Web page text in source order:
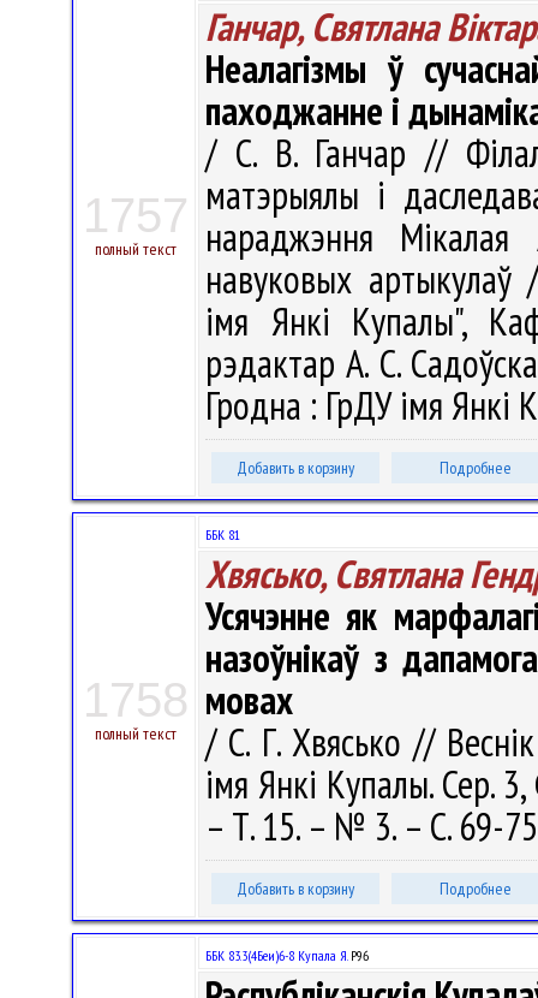
1757
полный текст
Ганчар, Святлана
Неалагізмы ў
паходжанне і
/ С. В. Ганчар //
матэрыялы і
нараджэння Мікалая
навуковых артыкулаў
імя Янкі Купалы",
рэдактар А. С.
Гродна : ГрДУ імя Янкі
Добавить в корзину Подробнее
1758
полный текст
ББК 81
Хвясько, Святлана
Усячэнне як
назоўнікаў з
мовах
/ С. Г. Хвясько // Веснік
імя Янкі Купалы. Сер. 3,
– Т. 15. – № 3. – С. 69-
Добавить в корзину Подробнее
ББК 83.3(4Беи)6-8 Купала Я.Р96